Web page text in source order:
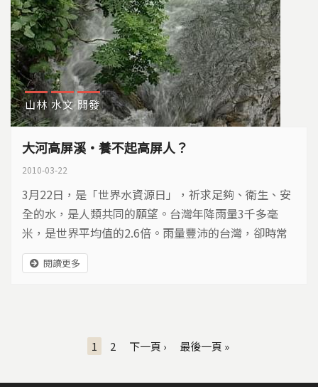
山林 水文 開發
大河高屏溪‧養不起高屏人？
2010-03-22
3月22日，是「世界水資源日」，祈求足夠、衛生、安
全的水，是人類共同的願望。台灣年降雨量3千多毫
米，是世界平均值的2.6倍。雨量豐沛的台灣，卻時常
面臨缺水危機。為什麼水會不夠用？是環境破壞留不住
水？還是我們過度浪費入不敷出？想要擁有足夠、衛
閱讀更多
1 2 下一頁 › 最後一頁 »